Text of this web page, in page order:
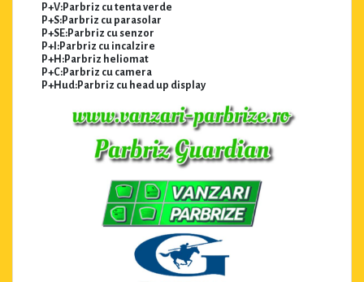
P+V:Parbriz cu tenta verde
P+S:Parbriz cu parasolar
P+SE:Parbriz cu senzor
P+I:Parbriz cu incalzire
P+H:Parbriz heliomat
P+C:Parbriz cu camera
P+Hud:Parbriz cu head up display